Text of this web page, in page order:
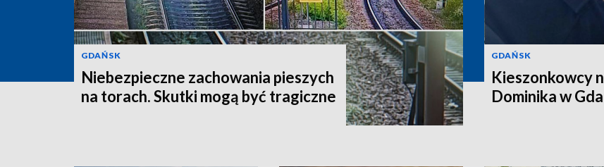
GDAŃSK
Niebezpieczne zachowania pieszych
na torach. Skutki mogą być tragiczne
GDAŃSK
Kieszonkowcy
Dominika w